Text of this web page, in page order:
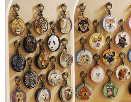
５．嚴禁一人註冊多個帳號或使用他人資訊
恩沛科技股份有限公司將有權停止該用戶之